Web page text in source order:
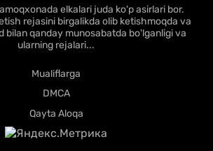
elkalari juda ko'p asirlari bor.
rejasini birgalikda olib ketishmoqda va
bilan qanday munosabatda bo'lganligi va
ularning rejalari...
Mualiflarga
DMCA
Qayta Aloqa